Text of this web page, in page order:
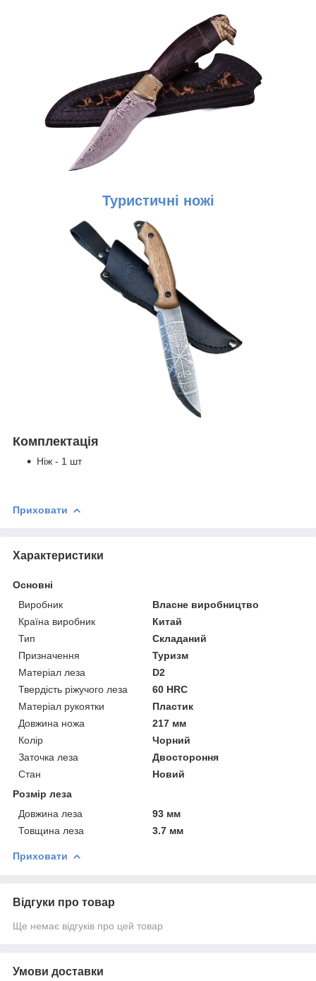
Туристичні ножі
Комплектація
Ніж - 1 шт
Приховати
Характеристики
Основні
Виробник
Власне виробництво
Країна виробник
Китай
Тип
Складаний
Призначення
Туризм
Матеріал леза
D2
Твердість ріжучого леза
60 HRC
Матеріал рукоятки
Пластик
Довжина ножа
217 мм
Колір
Чорний
Заточка леза
Двостороння
Стан
Новий
Розмір леза
Довжина леза
93 мм
Товщина леза
3.7 мм
Приховати
Відгуки про товар
Ще немає відгуків про цей товар
Умови доставки